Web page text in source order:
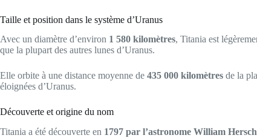
Taille et position dans le système d’Uranus
Avec un diamètre d’environ 1 580 kilomètres, Titania est
que la plupart des autres lunes d’Uranus.
Elle orbite à une distance moyenne de 435 000 kilomètres de la
éloignées d’Uranus.
Découverte et origine du nom
Titania a été découverte en 1797 par l’astronome William